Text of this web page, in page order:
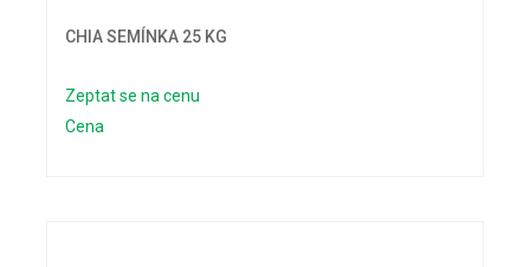
CHIA SEMÍNKA 25 KG
Zeptat se na cenu
Cena